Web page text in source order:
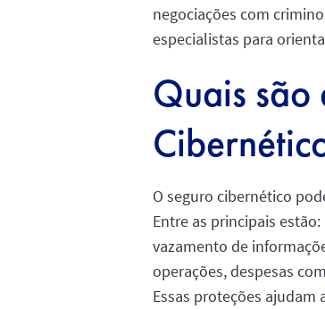
negociações com
especialistas para
Quais são
O seguro cibernético
Entre as principais
vazamento de
operações, despesas
Essas proteções